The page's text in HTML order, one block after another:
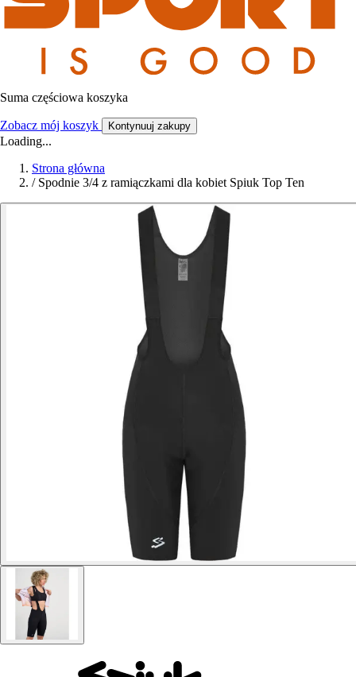
Suma częściowa koszyka
Zobacz mój koszyk Kontynuuj zakupy
Loading...
Strona główna
/ Spodnie 3/4 z ramiączkami dla kobiet Spiuk Top Ten